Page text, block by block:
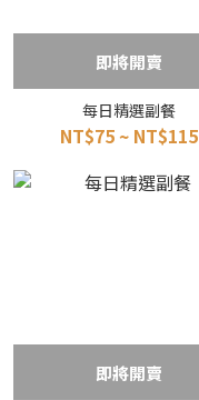
即將開賣
每日精選副餐
NT$75 ~ NT$115
即將開賣